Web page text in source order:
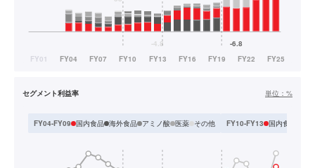
セグメント利益率 単位： %
FY04-FY09 国内食品 海外食品 アミノ酸 医薬 その他 FY10-FY13 国内食品